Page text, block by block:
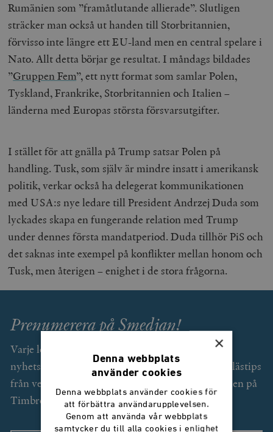
Rumänien som ”framåtlutande allierade”. Slutligen
sträcker man också ut handen till Storbritannien,
förvisso inte längre ett EU-land men en central spelare i
Nato. Allt detta börjar ge resultat. I måndags bildades
”Gruppen Fem”, ett nytt format som samlar Polen,
Tyskland, Frankrike, Storbritannien och Italien –
länderna med Europas största försvarsutgifter.
I stället för att gnälla på Trump satsar Polen på
handling. Tusk, som själv är mindre insatt i amerikansk
politik, verkar också ha delegerat kommunikationen
med USA:s nye ledare till President Andrzej Duda som
lyckades skapa en fungerande relation med Trump
under dennes första mandatperiod. Duda tillhör PiS och
det saknas inte exempel på konflikter mellan honom och
Tusk, men återigen – enighet i de stora frågorna.
Prenumerera på Smedjan!
Varje lördag får du som prenumerant (gratis) ett
nyhetsbrev med exklusiv text av Svend Dahl och lästips
från veckan som gått. Dessutom unika erbjudanden på
Timbro förlags utgivning.
×
Denna webbplats
använder cookies
Denna webbplats använder cookies för
att förbättra användarupplevelsen.
Genom att använda vår webbplats
samtycker du till alla cookies i enlighet